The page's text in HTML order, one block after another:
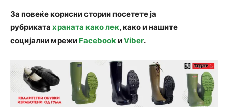
За повеќе корисни стории посетете ја
рубриката храната како лек, како и нашите
социјални мрежи FacebookиViber.